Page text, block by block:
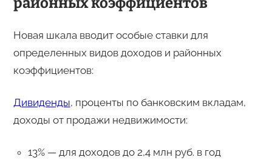
Новая шкала вводит особые ставки для
определенных видов доходов и районных
коэффициентов:
Дивиденды, проценты по банковским вкладам,
доходы от продажи недвижимости:
13% — для доходов до 2,4 млн руб. в год